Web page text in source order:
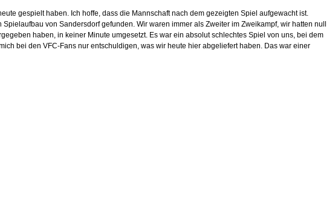
gespielt haben. Ich hoffe, dass die Mannschaft nach dem gezeigten Spiel aufgewacht ist.
von Sandersdorf gefunden. Wir waren immer als Zweiter im Zweikampf, wir hatten null
haben, in keiner Minute umgesetzt. Es war ein absolut schlechtes Spiel von uns, bei dem
bei den VFC-Fans nur entschuldigen, was wir heute hier abgeliefert haben. Das war einer